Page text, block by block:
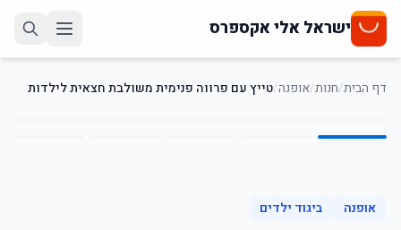
ישראל אלי אקספרס
דף הבית/חנות/אופנה/טייץ עם פרווה פנימית משולבת חצאית לילדות
1
/
5
אופנה ביגוד ילדים